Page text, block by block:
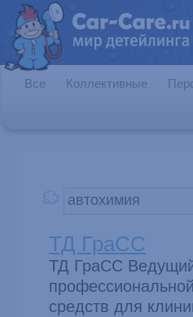
Все Коллективные
ТД ГраСС
ТД ГраСС Ведущий
средств для